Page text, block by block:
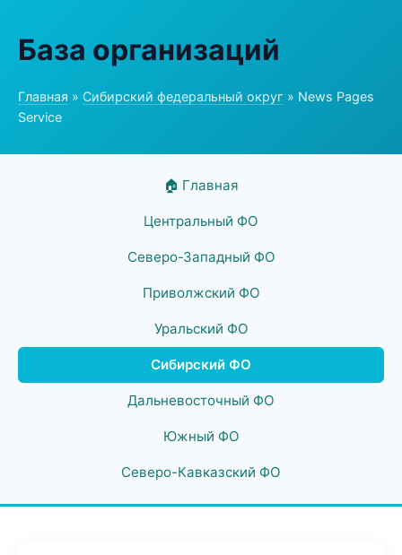
База организаций
Главная » Сибирский федеральный округ » News Pages
Service
🏠 Главная
Центральный ФО
Северо-Западный ФО
Приволжский ФО
Уральский ФО
Сибирский ФО
Дальневосточный ФО
Южный ФО
Северо-Кавказский ФО